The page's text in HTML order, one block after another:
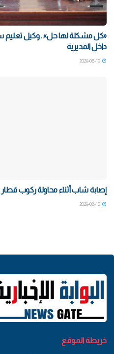
«كل مشكلة لها حل».. وكيل تعليم
داخل المديرية
إصابة شاب أثناء محاولة ركوب
خريطة الموقع